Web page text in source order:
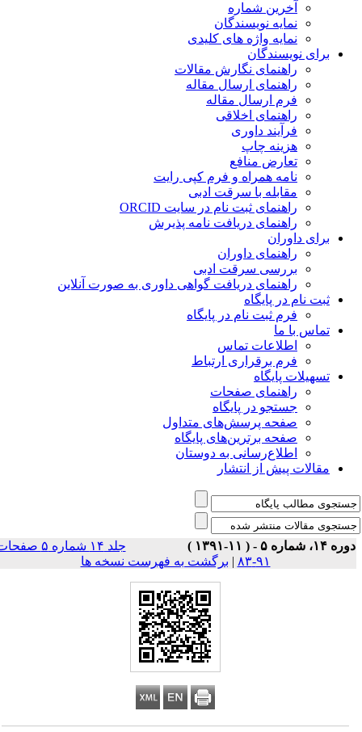
آخرین شماره
نمایه نویسندگان
نمایه واژه های کلیدی
برای نویسندگان
راهنمای نگارش مقالات
راهنمای ارسال مقاله
فرم ارسال مقاله
راهنمای اخلاقی
فرآیند داوری
هزینه چاپ
تعارض منافع
نامه همراه و فرم کپی رایت
مقابله با سرقت ادبی
راهنمای ثبت نام در سایت ORCID
راهنمای دریافت نامه پذیرش
برای داوران
راهنمای داوران
بررسی سرقت ادبی
راهنمای دریافت گواهی داوری به صورت آنلاین
ثبت نام در پایگاه
فرم ثبت نام در پایگاه
تماس با ما
اطلاعات تماس
فرم برقراری ارتباط
تسهیلات پایگاه
راهنمای صفحات
جستجو در پایگاه
صفحه پرسش‌های متداول
صفحه برترین‌های پایگاه
اطلاع‌رسانی به دوستان
مقالات پیش از انتشار
۱۴، شماره ۵ - ( ۱۱-۱۳۹۱ )
جلد ۱۴ شماره ۵ صفحات
۹۱-۸۳
| برگشت به فهرست نسخه ها